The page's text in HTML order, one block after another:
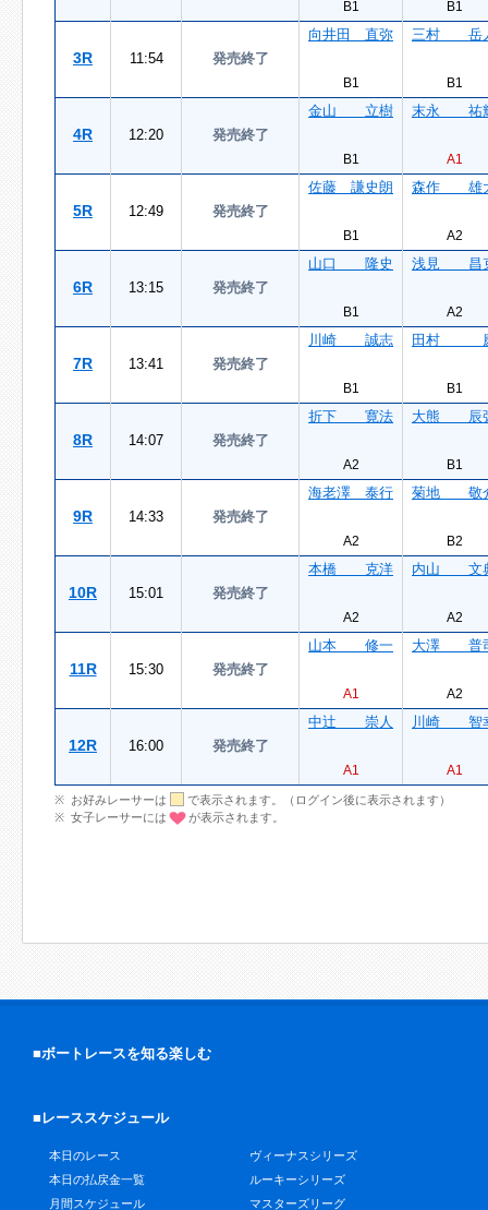
B1 B1
3R 11:54 発売終了
向井田 直弥
B1
三村 岳
B1
4R 12:20 発売終了
金山 立樹
B1
末永 祐
A1
5R 12:49 発売終了
佐藤 謙史朗
B1
森作 雄
A2
6R 13:15 発売終了
山口 隆史
B1
浅見 昌
A2
7R 13:41 発売終了
川崎 誠志
B1
田村
B1
8R 14:07 発売終了
折下 寛法
A2
大熊 辰
B1
9R 14:33 発売終了
海老澤 泰行
A2
菊地 敬
B2
10R 15:01 発売終了
本橋 克洋
A2
内山 文
A2
11R 15:30 発売終了
山本 修一
A1
大澤 普
A2
12R 16:00 発売終了
中辻 崇人
A1
川崎 智
A1
お好みレーサーは
で表示されます。（ログイン後に表示されます）
女子レーサーには
が表示されます。
■ボートレースを知る楽しむ
■レーススケジュール
本日のレース
本日の払戻金一覧
月間スケジュール
ヴィーナスシリーズ
ルーキーシリーズ
マスターズリーグ